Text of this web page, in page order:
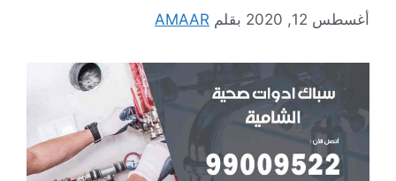
أغسطس 12, 2020 بقلم AMAAR